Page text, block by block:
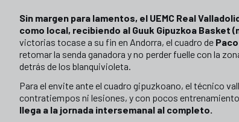
Sin margen para lamentos, el UEMC Real
como local, recibiendo al Guuk Gipuzkoa Basket
victorias tocase a su fin en Andorra, el cuadro de
retomar la senda ganadora y no perder fuelle con la
detrás de los blanquivioleta.
Para el envite ante el cuadro gipuzkoano, el técnico
contratiempos ni lesiones, y con pocos
llega a la jornada intersemanal al completo.